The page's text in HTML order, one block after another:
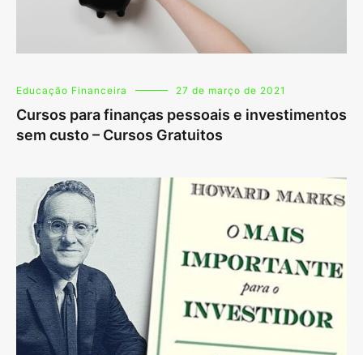
Educação Financeira 27 de março de 2021
Cursos para finanças pessoais e investimentos
sem custo – Cursos Gratuitos